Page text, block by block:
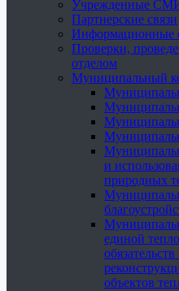
Учрежденные
Партнерские связи
Информационные
Проверки,
отделом
Муниципальный
и
природных
единой
объектов